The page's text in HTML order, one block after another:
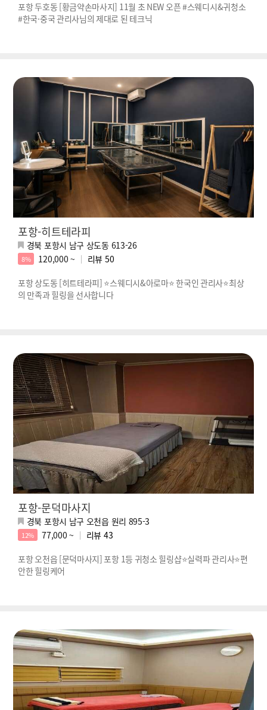
포항 두호동 [황금약손마사지] 11월 초 NEW 오픈 #스웨디시&귀청소
#한국·중국 관리사님의 제대로 된 테크닉
포항-히트테라피
경북 포항시 남구 상도동 613-26
8% 120,000 ~ 리뷰 50
포항 상도동 [히트테라피] ⭐스웨디시&아로마⭐ 한국인 관리사⭐최상
의 만족과 힐링을 선사합니다
포항-문덕마사지
경북 포항시 남구 오천읍 원리 895-3
12% 77,000 ~ 리뷰 43
포항 오천읍 [문덕마사지] 포항 1등 귀청소 힐링샵⭐실력파 관리사⭐편
안한 힐링케어